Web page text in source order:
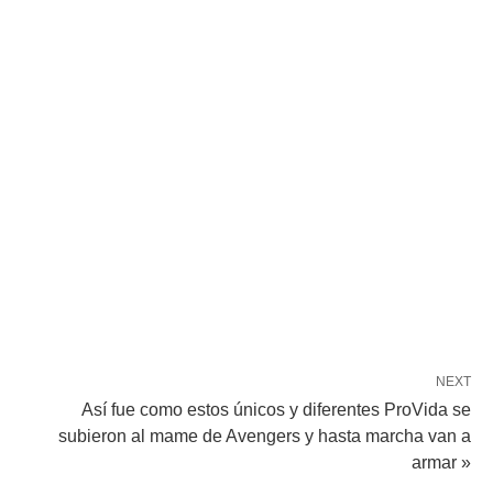
NEXT
Así fue como estos únicos y diferentes ProVida se
subieron al mame de Avengers y hasta marcha van a
armar »